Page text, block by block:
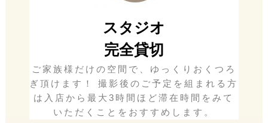
スタジオ
完全貸切
ご家族様だけの空間で、ゆっくりおくつろ
ぎ頂けます！ 撮影後のご予定を組まれる方
は入店から最大3時間ほど滞在時間をみて
いただくことをおすすめします。